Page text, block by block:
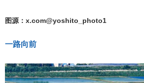
图源：x.com@yoshito_photo1
一路向前